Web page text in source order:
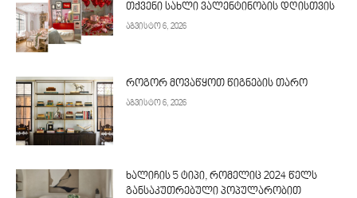
თქვენი სახლი ვალენტინობის დღისთვის
აგვისტო 6, 2026
როგორ მოვაწყოთ წიგნების თარო
აგვისტო 6, 2026
ხალიჩის 5 ტიპი, რომელიც 2024 წელს
განსაკუთრებული პოპულარობით